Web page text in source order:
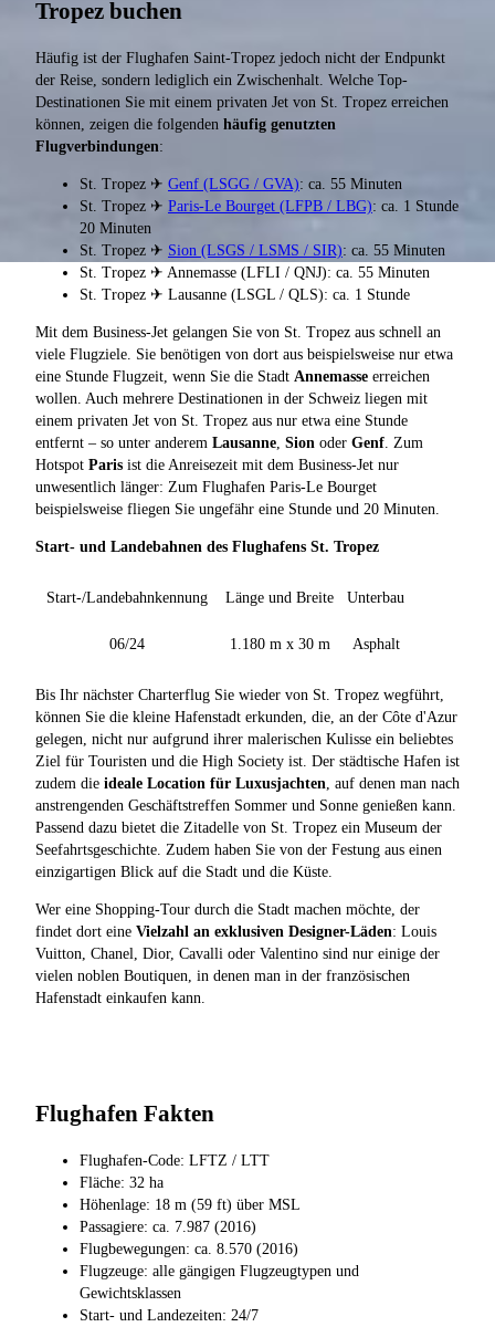
Tropez buchen
Häufig ist der Flughafen Saint-Tropez jedoch nicht der Endpunkt
der Reise, sondern lediglich ein Zwischenhalt. Welche Top-
Destinationen Sie mit einem privaten Jet von St. Tropez erreichen
können, zeigen die folgenden häufig genutzten
Flugverbindungen:
St. Tropez ✈ Genf (LSGG / GVA): ca. 55 Minuten
St. Tropez ✈ Paris-Le Bourget (LFPB / LBG): ca. 1 Stunde
20 Minuten
St. Tropez ✈ Sion (LSGS / LSMS / SIR): ca. 55 Minuten
St. Tropez ✈ Annemasse (LFLI / QNJ): ca. 55 Minuten
St. Tropez ✈ Lausanne (LSGL / QLS): ca. 1 Stunde
Mit dem Business-Jet gelangen Sie von St. Tropez aus schnell an
viele Flugziele. Sie benötigen von dort aus beispielsweise nur etwa
eine Stunde Flugzeit, wenn Sie die Stadt Annemasse erreichen
wollen. Auch mehrere Destinationen in der Schweiz liegen mit
einem privaten Jet von St. Tropez aus nur etwa eine Stunde
entfernt – so unter anderem Lausanne Sion oder Genf . Zum
Hotspot Paris ist die Anreisezeit mit dem Business-Jet nur
unwesentlich länger: Zum Flughafen Paris-Le Bourget
beispielsweise fliegen Sie ungefähr eine Stunde und 20 Minuten.
Start- und Landebahnen des Flughafens St. Tropez
Start-/Landebahnkennung Länge und Breite Unterbau
06/24 1.180 m x 30 m Asphalt
Bis Ihr nächster Charterflug Sie wieder von St. Tropez wegführt,
können Sie die kleine Hafenstadt erkunden, die, an der Côte d'Azur
gelegen, nicht nur aufgrund ihrer malerischen Kulisse ein beliebtes
Ziel für Touristen und die High Society ist. Der städtische Hafen ist
zudem die ideale Location für Luxusjachten , auf denen man nach
anstrengenden Geschäftstreffen Sommer und Sonne genießen kann.
Passend dazu bietet die Zitadelle von St. Tropez ein Museum der
Seefahrtsgeschichte. Zudem haben Sie von der Festung aus einen
einzigartigen Blick auf die Stadt und die Küste.
Wer eine Shopping-Tour durch die Stadt machen möchte, der
findet dort eine Vielzahl an exklusiven Designer-Läden: Louis
Vuitton, Chanel, Dior, Cavalli oder Valentino sind nur einige der
vielen noblen Boutiquen, in denen man in der französischen
Hafenstadt einkaufen kann.
Flughafen Fakten
Flughafen-Code: LFTZ / LTT
Fläche: 32 ha
Höhenlage: 18 m (59 ft) über MSL
Passagiere: ca. 7.987 (2016)
Flugbewegungen: ca. 8.570 (2016)
Flugzeuge: alle gängigen Flugzeugtypen und
Gewichtsklassen
Start- und Landezeiten: 24/7